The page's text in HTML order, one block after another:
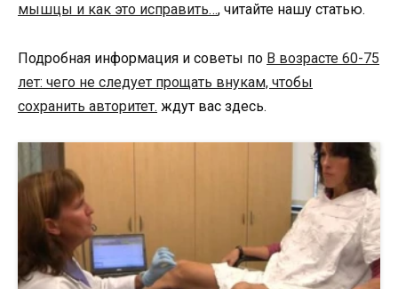
мышцы и как это исправить…, читайте нашу статью.
Подробная информация и советы по В возрасте 60-75
лет: чего не следует прощать внукам, чтобы
сохранить авторитет. ждут вас здесь.